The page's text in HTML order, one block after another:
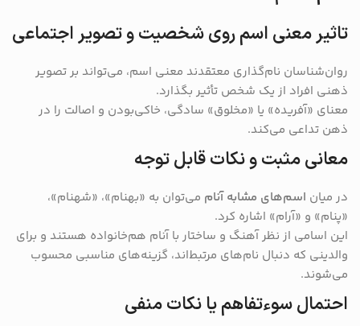
تاثیر معنی اسم روی شخصیت و تصویر اجتماعی
روان‌شناسان نام‌گذاری معتقدند معنی اسم، می‌تواند بر تصویر
ذهنی افراد از یک شخص تأثیر بگذارد.
معنای «آفریده» یا «مخلوق» سادگی، خاکی‌بودن و اصالت را در
ذهن تداعی می‌کند.
معانی مثبت و نکات قابل توجه
در میان اسم‌های مشابه آنام می‌توان به «بهنام»، «شهنام»،
«پنام» و «آرام» اشاره کرد.
این اسامی از نظر آهنگ و ساختار با آنام هم‌خانواده هستند و برای
والدینی که دنبال نام‌های مرتبط‌اند، گزینه‌های مناسبی محسوب
می‌شوند.
احتمال سوءتفاهم یا نکات منفی